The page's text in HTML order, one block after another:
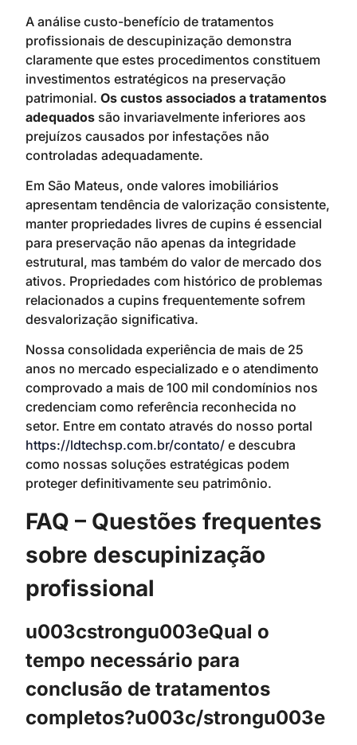
A análise custo-benefício de tratamentos
profissionais de descupinização demonstra
claramente que estes procedimentos constituem
investimentos estratégicos na preservação
patrimonial. Os custos associados a tratamentos
adequados são invariavelmente inferiores aos
prejuízos causados por infestações não
controladas adequadamente.
Em São Mateus, onde valores imobiliários
apresentam tendência de valorização consistente,
manter propriedades livres de cupins é essencial
para preservação não apenas da integridade
estrutural, mas também do valor de mercado dos
ativos. Propriedades com histórico de problemas
relacionados a cupins frequentemente sofrem
desvalorização significativa.
Nossa consolidada experiência de mais de 25
anos no mercado especializado e o atendimento
comprovado a mais de 100 mil condomínios nos
credenciam como referência reconhecida no
setor. Entre em contato através do nosso portal
https://ldtechsp.com.br/contato/ e descubra
como nossas soluções estratégicas podem
proteger definitivamente seu patrimônio.
FAQ – Questões frequentes
sobre descupinização
profissional
u003cstrongu003eQual o
tempo necessário para
conclusão de tratamentos
completos?u003c/strongu003e